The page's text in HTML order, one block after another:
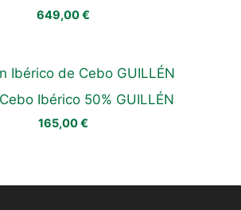
649,00€
Ibérico 50% GUILLÉN
165,00€